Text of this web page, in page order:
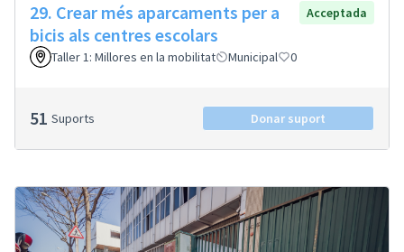
29. Crear més aparcaments per a
bicis als centres escolars
Acceptada
Taller 1: Millores en la mobilitat Municipal 0
51 Suports Donar suport